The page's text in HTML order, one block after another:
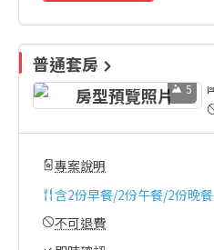
普通套房
5
專案說明
含2份早餐/2份午餐/2份晚餐
不可退費